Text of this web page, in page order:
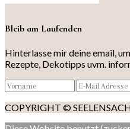
Bleib am Laufenden
Hinterlasse mir deine email,
Rezepte, Dekotipps uvm.
COPYRIGHT ©